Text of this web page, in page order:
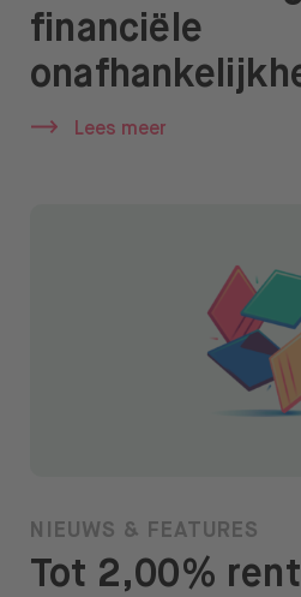
financiële
Lees meer
NIEUWS & FEATURES
Tot 2,00%